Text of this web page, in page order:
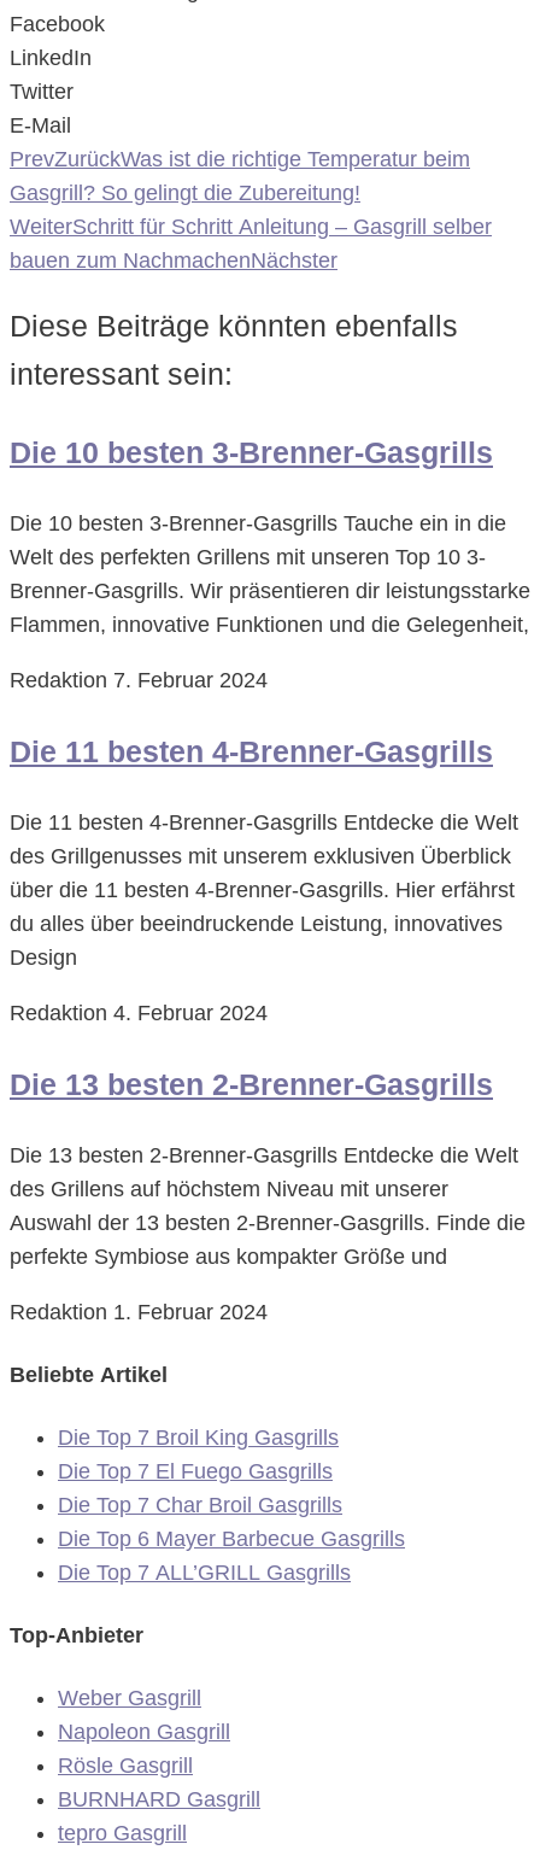
Facebook
LinkedIn
Twitter
E-Mail
PrevZurückWas ist die richtige Temperatur beim
Gasgrill? So gelingt die Zubereitung!
WeiterSchritt für Schritt Anleitung – Gasgrill selber
bauen zum NachmachenNächster
Diese Beiträge könnten ebenfalls
interessant sein:
Die 10 besten 3-Brenner-Gasgrills
Die 10 besten 3-Brenner-Gasgrills Tauche ein in die
Welt des perfekten Grillens mit unseren Top 10 3-
Brenner-Gasgrills. Wir präsentieren dir leistungsstarke
Flammen, innovative Funktionen und die Gelegenheit,
Redaktion 7. Februar 2024
Die 11 besten 4-Brenner-Gasgrills
Die 11 besten 4-Brenner-Gasgrills Entdecke die Welt
des Grillgenusses mit unserem exklusiven Überblick
über die 11 besten 4-Brenner-Gasgrills. Hier erfährst
du alles über beeindruckende Leistung, innovatives
Design
Redaktion 4. Februar 2024
Die 13 besten 2-Brenner-Gasgrills
Die 13 besten 2-Brenner-Gasgrills Entdecke die Welt
des Grillens auf höchstem Niveau mit unserer
Auswahl der 13 besten 2-Brenner-Gasgrills. Finde die
perfekte Symbiose aus kompakter Größe und
Redaktion 1. Februar 2024
Beliebte Artikel
Die Top 7 Broil King Gasgrills
Die Top 7 El Fuego Gasgrills
Die Top 7 Char Broil Gasgrills
Die Top 6 Mayer Barbecue Gasgrills
Die Top 7 ALL’GRILL Gasgrills
Top-Anbieter
Weber Gasgrill
Napoleon Gasgrill
Rösle Gasgrill
BURNHARD Gasgrill
tepro Gasgrill